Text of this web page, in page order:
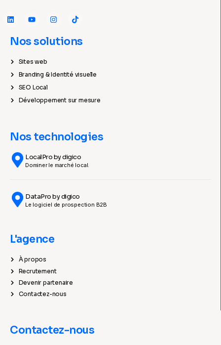
Nos solutions
Sites web
Branding & Identité visuelle
SEO Local
Développement sur mesure
Nos technologies
LocalPro by digico
Dominer le marché local.
DataPro by digico
Le logiciel de prospection B2B
L'agence
À propos
Recrutement
Devenir partenaire
Contactez-nous
Contactez-nous